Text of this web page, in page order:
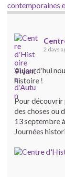
contemporaines
2 days
Aujourd'hui
histoire !
Pour découvrir
des choses ou
13 septembre
Journées